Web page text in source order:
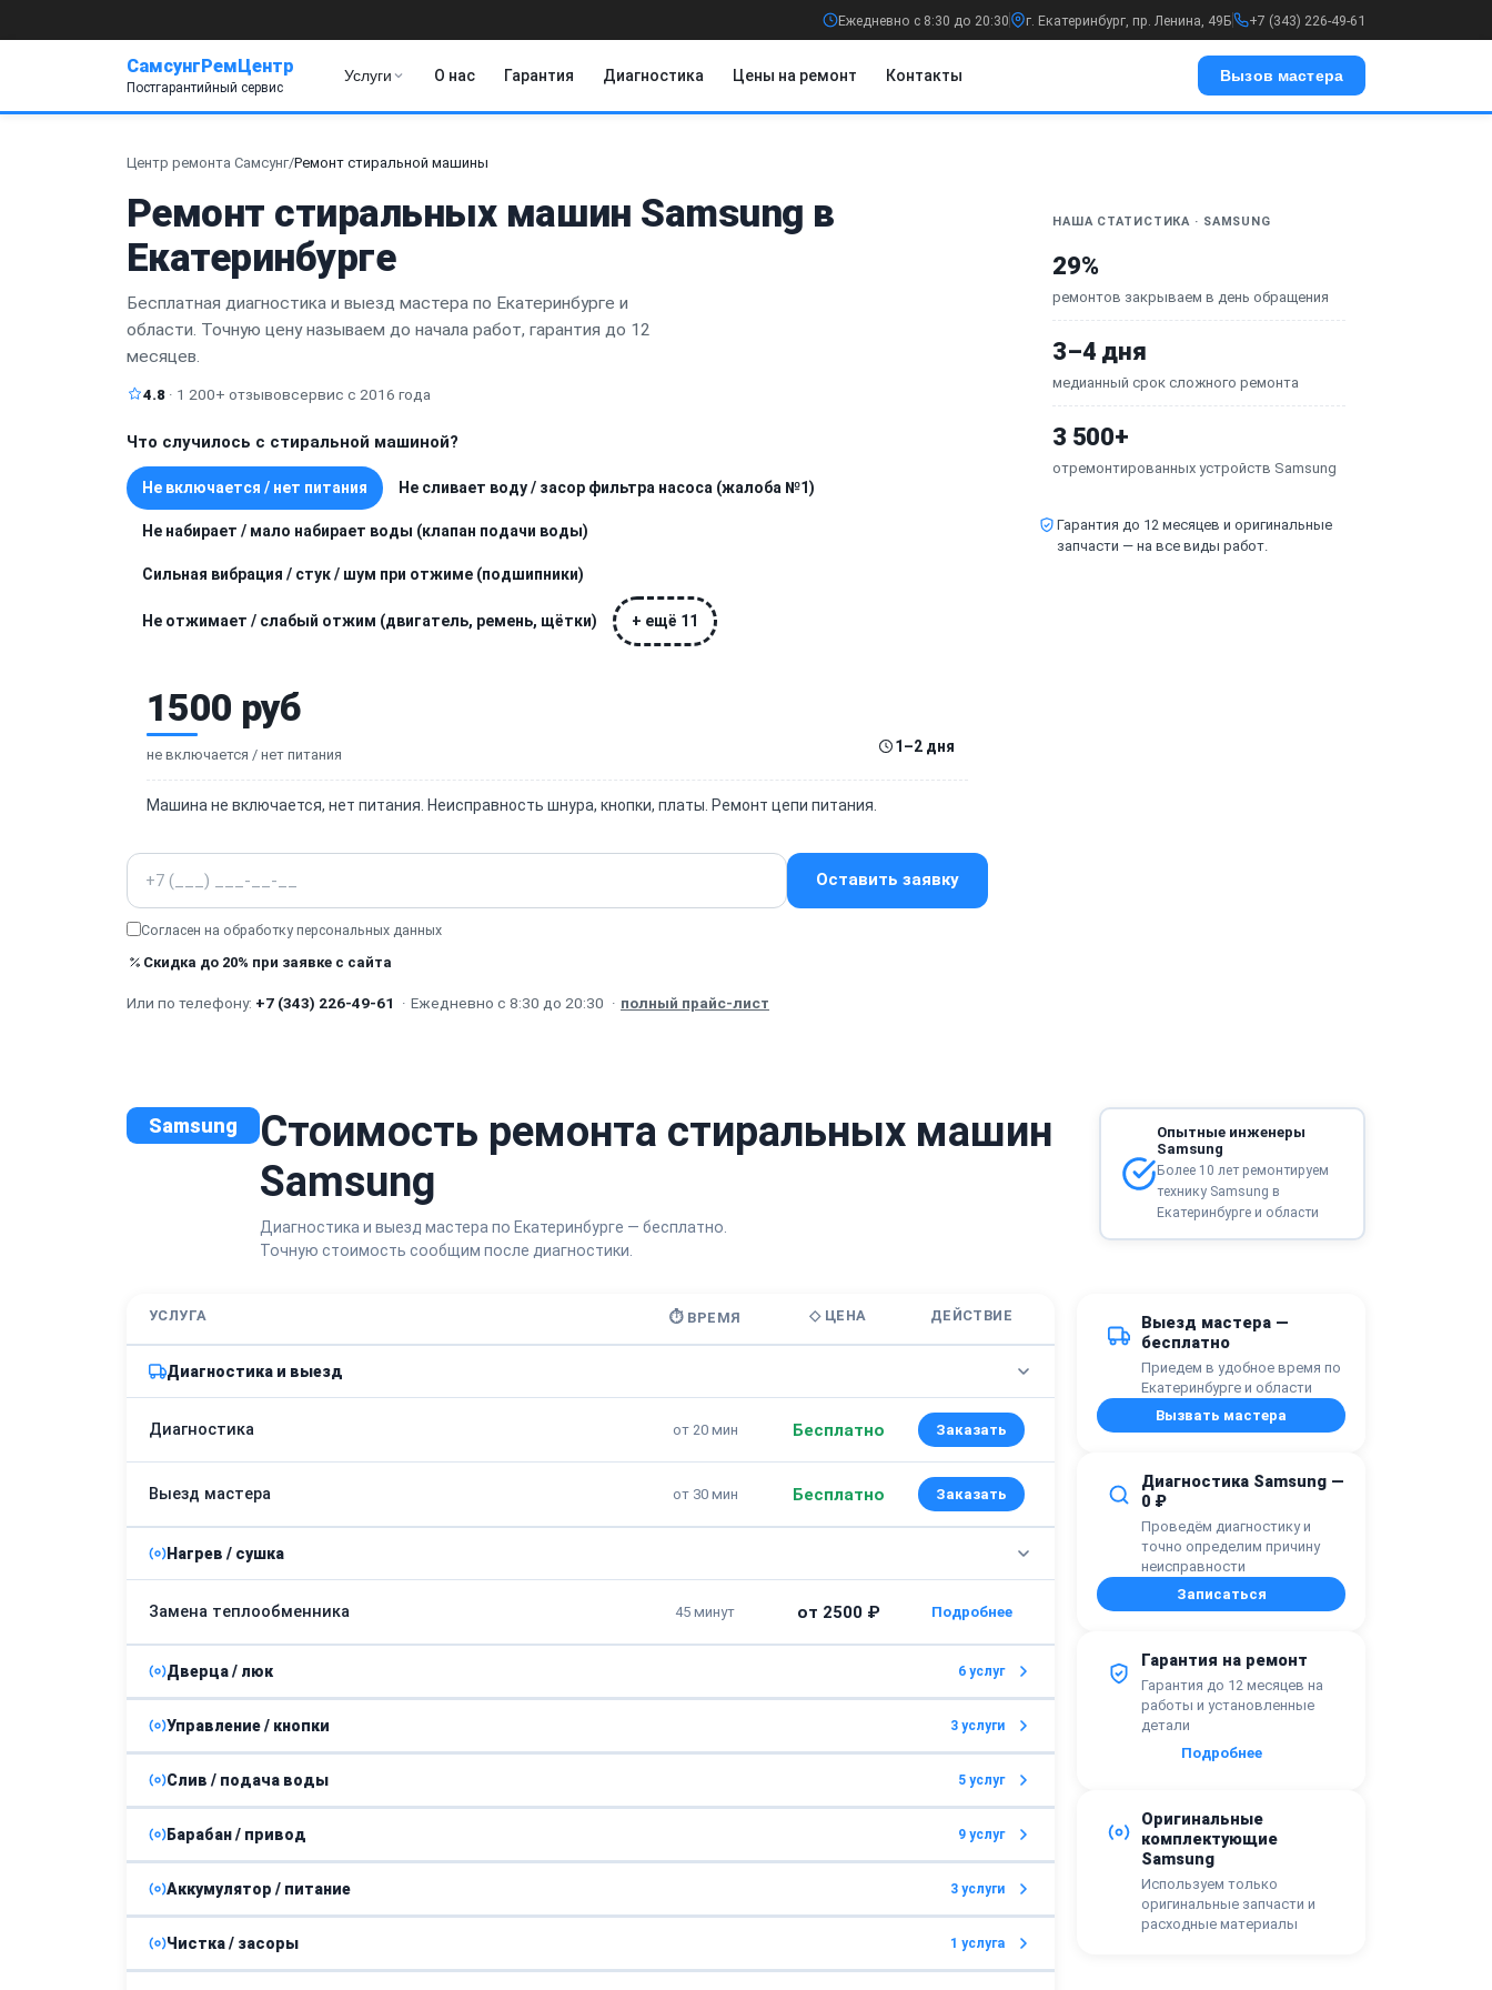
Ежедневно с 8:30 до 20:30 г. Екатеринбург, пр. Ленина, 49Б +7 (343) 226-49-61
СамсунгРемЦентр
Постгарантийный сервис
Услуги О нас Гарантия Диагностика Цены на ремонт Контакты Вызов мастера
Центр ремонта Самсунг/Ремонт стиральной машины
Ремонт стиральных машин Samsung в
Екатеринбурге
Бесплатная диагностика и выезд мастера по Екатеринбурге и
области. Точную цену называем до начала работ, гарантия до 12
месяцев.
4.8 · 1 200+ отзывовсервис с 2016 года
Что случилось с стиральной машиной?
Не включается / нет питания Не сливает воду / засор фильтра насоса (жалоба №1)
Не набирает / мало набирает воды (клапан подачи воды)
Сильная вибрация / стук / шум при отжиме (подшипники)
Не отжимает / слабый отжим (двигатель, ремень, щётки) + ещё 11
1500 руб
не включается / нет питания 1–2 дня
Машина не включается, нет питания. Неисправность шнура, кнопки, платы. Ремонт цепи питания.
Телефон
Оставить заявку
Согласен на обработку персональных данных
Скидка до 20% при заявке с сайта
Или по телефону: +7 (343) 226-49-61 · Ежедневно с 8:30 до 20:30 · полный прайс-лист
НАША СТАТИСТИКА · SAMSUNG
29%
ремонтов закрываем в день обращения
3–4 дня
медианный срок сложного ремонта
3 500+
отремонтированных устройств Samsung
Гарантия до 12 месяцев и оригинальные
запчасти — на все виды работ.
Samsung
Стоимость ремонта стиральных машин
Samsung
Диагностика и выезд мастера по Екатеринбурге — бесплатно.
Точную стоимость сообщим после диагностики.
Опытные инженеры
Samsung
Более 10 лет ремонтируем
технику Samsung в
Екатеринбурге и области
УСЛУГА ⏱ ВРЕМЯ ◇ ЦЕНА ДЕЙСТВИЕ
Диагностика и выезд
Диагностика от 20 мин Бесплатно Заказать
Выезд мастера от 30 мин Бесплатно Заказать
Нагрев / сушка
Замена теплообменника 45 минут от 2500 ₽
Дверца / люк 6 услуг
Ремонт УБЛ
Замена механизма замка
Заменю люка от 1 часа от 1150 ₽
Разблокировка люка 30 минут от 900 ₽
Управление / кнопки 3 услуги
Замена кнопок
Замена панели управления
Замена датчика управления 45 минут от 1400 ₽
Слив / подача воды 5 услуг
Замена сливного фильтра
Замена сливного шланга
Замена заливного клапана 45 минут от 1450 ₽
Барабан / привод 9 услуг
Замена крестовины
Замена противовеса
Аккумулятор / питание 3 услуги
Замена сетевого фильтра
Чистка / засоры 1 услуга
Выезд мастера —
бесплатно
Приедем в удобное время по
Екатеринбурге и области
Вызвать мастера
Диагностика Samsung —
0 ₽
Проведём диагностику и
точно определим причину
неисправности
Записаться
Гарантия на ремонт
Гарантия до 12 месяцев на
работы и установленные
детали
Подробнее
Оригинальные
комплектующие
Samsung
Используем только
оригинальные запчасти и
расходные материалы